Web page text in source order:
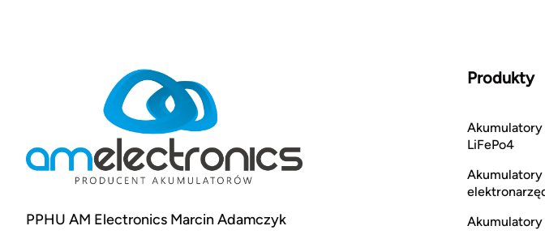
PPHU AM Electronics Marcin Adamczyk
Produkty
Akumulatory
LiFePo4
Akumulatory